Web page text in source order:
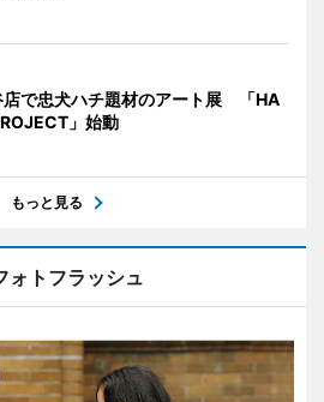
店で忠犬ハチ題材のアート展 「HA
」始動
もっと見る
ォトフラッシュ